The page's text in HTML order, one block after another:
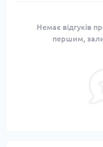
Немає відгуків
першим,